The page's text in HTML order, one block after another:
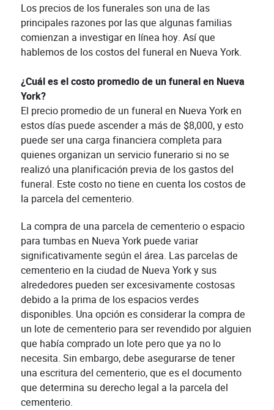
Los precios de los funerales son una de las
principales razones por las que algunas familias
comienzan a investigar en línea hoy. Así que
hablemos de los costos del funeral en Nueva York.
¿Cuál es el costo promedio de un funeral en Nueva
York?
El precio promedio de un funeral en Nueva York en
estos días puede ascender a más de $8,000, y esto
puede ser una carga financiera completa para
quienes organizan un servicio funerario si no se
realizó una planificación previa de los gastos del
funeral. Este costo no tiene en cuenta los costos de
la parcela del cementerio.
La compra de una parcela de cementerio o espacio
para tumbas en Nueva York puede variar
significativamente según el área. Las parcelas de
cementerio en la ciudad de Nueva York y sus
alrededores pueden ser excesivamente costosas
debido a la prima de los espacios verdes
disponibles. Una opción es considerar la compra de
un lote de cementerio para ser revendido por alguien
que había comprado un lote pero que ya no lo
necesita. Sin embargo, debe asegurarse de tener
una escritura del cementerio, que es el documento
que determina su derecho legal a la parcela del
cementerio.